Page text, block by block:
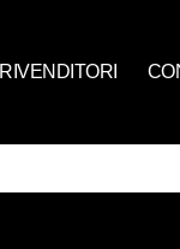
RIVENDITORI